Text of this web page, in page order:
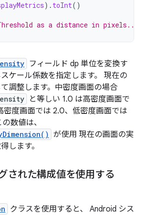
). toInt()
as a distance in pixels...
フィールド dp 単位を変換す
ケール係数を指定します。 現在の
調整します。中密度画面の場合
と等しい 1.0 は高密度画面で
密度画面では 2.0、低密度画面では
数値は、
が使用 現在の画面の実
します。
された構成値を使用する
クラスを使用すると、 Android シス